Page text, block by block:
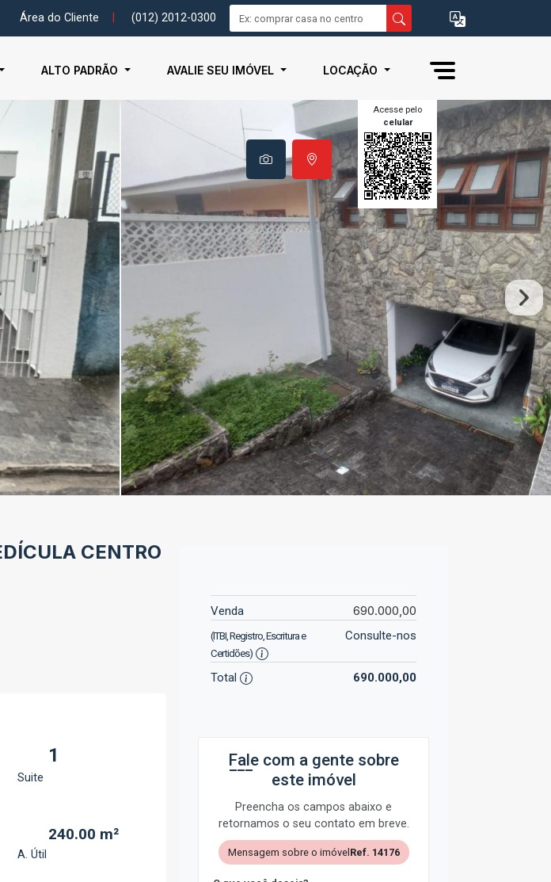
Área do Cliente (012) 2012-0300
ALTO PADRÃO AVALIE SEU IMÓVEL LOCAÇÃO
Acesse pelo
celular
CENTRO
1
Suite
240.00 m²
A. Útil
Venda 690.000,00
(ITBI, Registro, Escritura e
Certidões)
Consulte-nos
Total 690.000,00
Fale com a gente sobre
este imóvel
Preencha os campos abaixo e
retornamos o seu contato em breve.
Mensagem sobre o imóvel Ref. 14176